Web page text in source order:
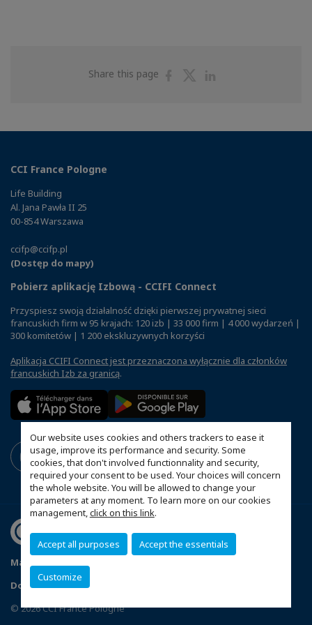
Our website uses cookies and others trackers to ease it
usage, improve its performance and security. Some
cookies, that don't involved functionnality and security,
required your consent to be used. Your choices will concern
the whole website. You will be allowed to change your
parameters at any moment. To learn more on our cookies
management,click on this link.
Accept all purposes Accept the essentials
Customize
Share this page
ShareShare
CCI France Pologne
Life Building
Al. Jana Pawła II 25
00-854 Warszawa
ccifp@ccifp.pl
(Dostęp do mapy)
Pobierz aplikację Izbową - CCIFI Connect
Przyspiesz swoją działalność dzięki pierwszej prywatnej sieci
francuskich firm w 95 krajach: 120 izb | 33 000 firm | 4 000 wydarzeń |
300 komitetów | 1 200 ekskluzywnych korzyści
Aplikacja CCIFI Connect jest przeznaczona wyłącznie dla członków
francuskich Izb za granicą.
Mapa witryny
Dopasuj swoje ustawienia cookies
© 2026 CCI France Pologne